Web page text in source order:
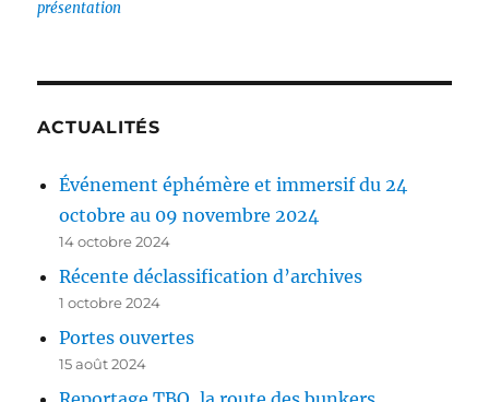
présentation
ACTUALITÉS
Événement éphémère et immersif du 24
octobre au 09 novembre 2024
14 octobre 2024
Récente déclassification d’archives
1 octobre 2024
Portes ouvertes
15 août 2024